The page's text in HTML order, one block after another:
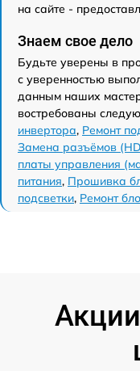
на сайте -
Знаем свое дело
Будьте уверены в
с уверенностью
данным наших
востребованы
инвертора, Ремонт
Замена разъёмов
платы управления
питания, Прошивка
подсветки, Ремонт